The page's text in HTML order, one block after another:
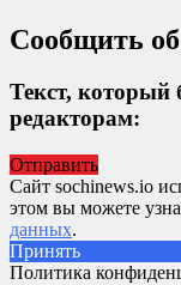
Сообщить об
Текст, который
редакторам:
Отправить
Сайт sochinews.io
этом вы можете
данных.
Принять
Политика